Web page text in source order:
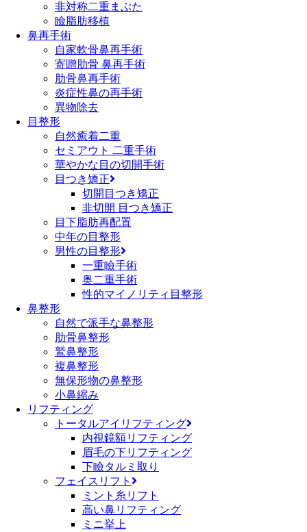
非対称二重まぶた
瞼脂肪移植
鼻再手術
自家軟骨鼻再手術
寄贈肋骨 鼻再手術
肋骨鼻再手術
炎症性鼻の再手術
異物除去
目整形
自然癒着二重
セミアウト 二重手術
華やかな目の切開手術
目つき矯正
切開目つき矯正
非切開 目つき矯正
目下脂肪再配置
中年の目整形
男性の目整形
一重瞼手術
奥二重手術
性的マイノリティ目整形
鼻整形
自然で派手な鼻整形
肋骨鼻整形
鷲鼻整形
複鼻整形
無保形物の鼻整形
小鼻縮み
リフティング
トータルアイリフティング
内視鏡額リフティング
眉毛の下リフティング
下瞼タルミ取り
フェイスリフト
ミント糸リフト
高い鼻リフティング
ミニ挙上